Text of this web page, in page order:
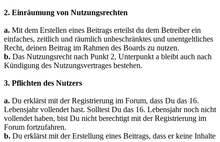
2. Einräumung von Nutzungsrechten
a. Mit dem Erstellen eines Beitrags erteilst du dem Betreiber ein
einfaches, zeitlich und räumlich unbeschränktes und unentgeltliches
Recht, deinen Beitrag im Rahmen des Boards zu nutzen.
b. Das Nutzungsrecht nach Punkt 2, Unterpunkt a bleibt auch nach
Kündigung des Nutzungsvertrages bestehen.
3. Pflichten des Nutzers
a. Du erklärst mit der Registrierung im Forum, dass Du das 16.
Lebensjahr vollendet hast. Solltest Du das 16. Lebensjahr noch nicht
vollendet haben, bist Du nicht berechtigt mit der Registrierung im
Forum fortzufahren.
b. Du erklärst mit der Erstellung eines Beitrags, dass er keine Inhalte